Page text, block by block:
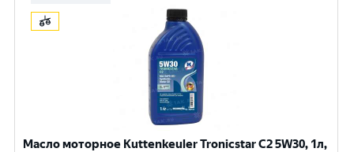
Масло моторное Kuttenkeuler Tronicstar C2 5W30, 1л,